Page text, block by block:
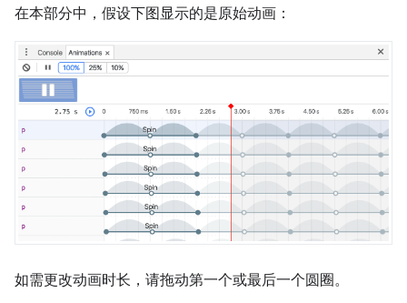
在本部分中，假设下图显示的是原始动画：
如需更改动画时长，请拖动第一个或最后一个圆圈。